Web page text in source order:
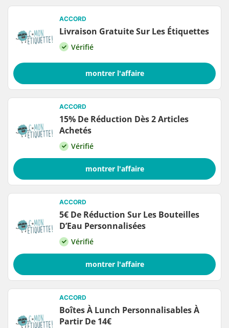
ACCORD
Livraison Gratuite Sur Les Étiquettes
Vérifié
montrer l'affaire
ACCORD
15% De Réduction Dès 2 Articles
Achetés
Vérifié
montrer l'affaire
ACCORD
5€ De Réduction Sur Les Bouteilles
D’Eau Personnalisées
Vérifié
montrer l'affaire
ACCORD
Boîtes À Lunch Personnalisables À
Partir De 14€